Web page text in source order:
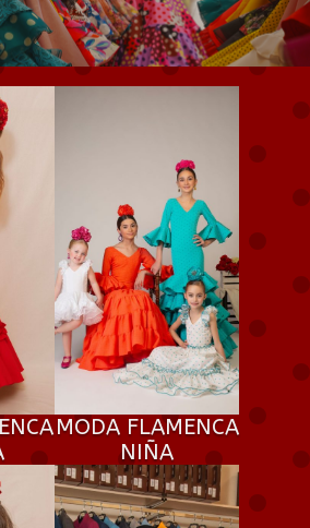
MODA FLAMENCA
NIÑA